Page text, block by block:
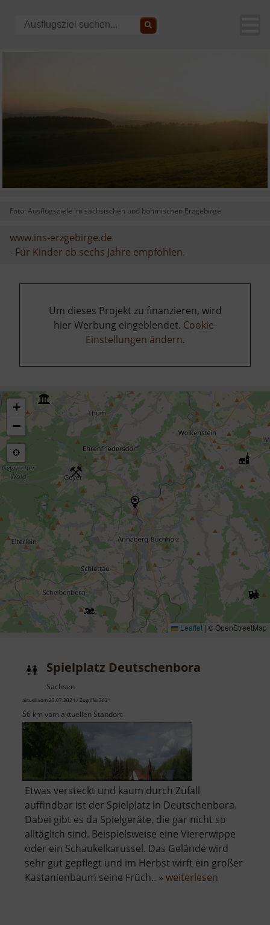
Foto: Ausflugsziele im sächsischen und böhmischen Erzgebirge
www.ins-erzgebirge.de
- Für Kinder ab sechs Jahre empfohlen.
Um dieses Projekt zu finanzieren, wird
hier Werbung eingeblendet. Cookie-
Einstellungen ändern.
+
−
Leaflet | © OpenStreetMap
Spielplatz Deutschenbora
Sachsen
aktuell vom 23.07.2024 / Zugriffe: 3634
56 km vom aktuellen Standort
Etwas versteckt und kaum durch Zufall
auffindbar ist der Spielplatz in Deutschenbora.
Dabei gibt es da Spielgeräte, die gar nicht so
alltäglich sind. Beispielsweise eine Viererwippe
oder ein Schaukelkarussel. Das Gelände wird
sehr gut gepflegt und im Herbst wirft ein großer
Kastanienbaum seine Früch.. » weiterlesen